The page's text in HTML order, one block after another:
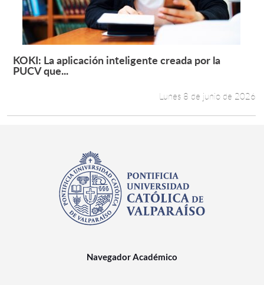
Leer más +
KOKI: La aplicación inteligente creada por la
PUCV que...
Lunes 8 de junio de 2026
Navegador Académico